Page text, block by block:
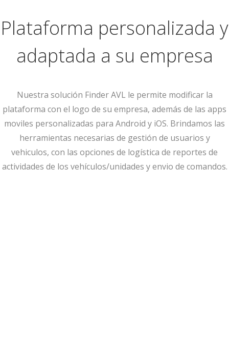
Plataforma personalizada y
adaptada a su empresa
Nuestra solución Finder AVL le permite modificar la
plataforma con el logo de su empresa, además de las apps
moviles personalizadas para Android y iOS. Brindamos las
herramientas necesarias de gestión de usuarios y
vehiculos, con las opciones de logística de reportes de
actividades de los vehículos/unidades y envio de comandos.